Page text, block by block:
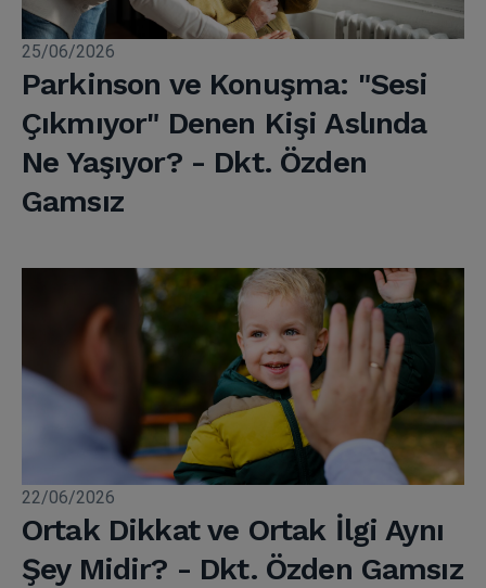
25/06/2026
Parkinson ve Konuşma: "Sesi
Çıkmıyor" Denen Kişi Aslında
Ne Yaşıyor? - Dkt. Özden
Gamsız
22/06/2026
Ortak Dikkat ve Ortak İlgi Aynı
Şey Midir? - Dkt. Özden Gamsız